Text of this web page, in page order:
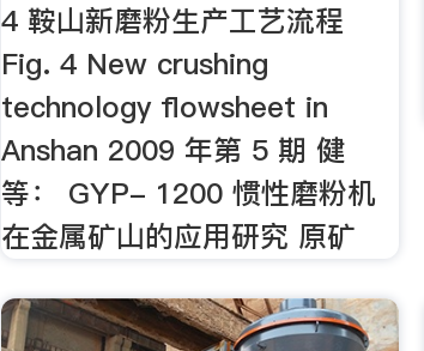
4 鞍山新磨粉生产工艺流程
Fig. 4 New crushing
technology flowsheet in
Anshan 2009 年第 5 期 健
等： GYP- 1200 惯性磨粉机
在金属矿山的应用研究 原矿